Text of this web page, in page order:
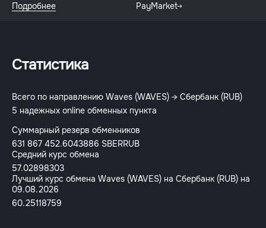
Подробнее
PayMarket
Статистика
Всего по направлению Waves (WAVES) → Сбербанк (RUB)
5 надежных online обменных пункта
Суммарный резерв обменников
631 867 452.6043886 SBERRUB
Средний курс обмена
57.02898303
Лучший курс обмена Waves (WAVES) на Сбербанк (RUB) на
09.08.2026
60.25118759